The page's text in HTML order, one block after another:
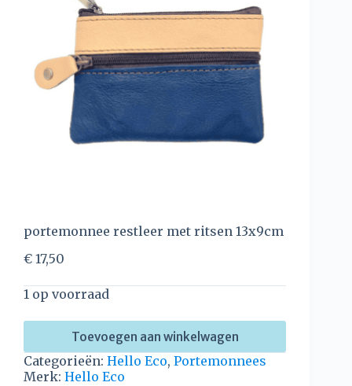
portemonnee restleer met ritsen 13x9cm
€ 17,50
1 op voorraad
Toevoegen aan winkelwagen
Categorieën: Hello Eco, Portemonnees
Merk: Hello Eco